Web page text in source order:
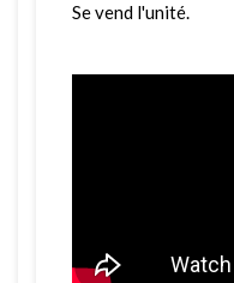
Se vend l'unité.